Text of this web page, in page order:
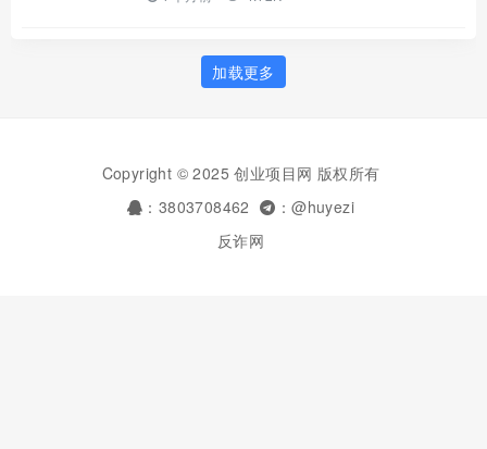
加载更多
Copyright © 2025 创业项目网 版权所有
：3803708462
：@huyezi
反诈网